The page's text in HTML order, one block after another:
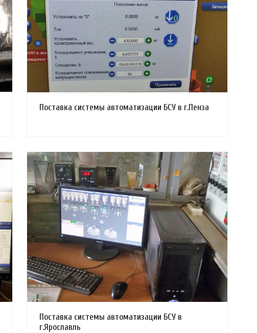
Смотреть проект
Поставка системы автоматизации БСУ в г.Пенза
Смотреть проект
Поставка системы автоматизации БСУ в
г.Ярославль